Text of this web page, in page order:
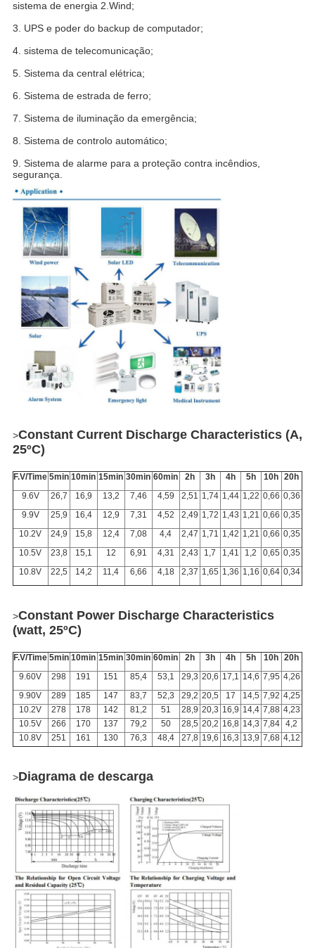
sistema de energia 2.Wind;
3. UPS e poder do backup de computador;
4. sistema de telecomunicação;
5. Sistema da central elétrica;
6. Sistema de estrada de ferro;
7. Sistema de iluminação da emergência;
8. Sistema de controlo automático;
9. Sistema de alarme para a proteção contra incêndios,
segurança.
>Constant Current Discharge Characteristics (A,
25ºC)
F.V/Time 5min 10min 15min 30min 60min 2h 3h 4h 5h 10h
20h
9.6V
26,7 16,9 13,2 7,46 4,59 2,51 1,74 1,44 1,22 0,66 0,36
9.9V
25,9 16,4 12,9 7,31 4,52 2,49 1,72 1,43 1,21 0,66 0,35
10.2V
24,9 15,8 12,4 7,08 4,4 2,47 1,71 1,42 1,21 0,66 0,35
10.5V
23,8 15,1 12 6,91 4,31 2,43 1,7 1,41 1,2 0,65 0,35
10.8V
22,5 14,2 11,4 6,66 4,18 2,37 1,65 1,36 1,16 0,64 0,34
>Constant Power Discharge Characteristics
(watt, 25ºC)
F.V/Time 5min 10min 15min 30min 60min 2h 3h 4h 5h 10h
20h
9.60V
298 191 151 85,4 53,1 29,3 20,6 17,1 14,6 7,95 4,26
9.90V
289 185 147 83,7 52,3 29,2 20,5 17 14,5 7,92 4,25
10.2V
278 178 142 81,2 51 28,9 20,3 16,9 14,4 7,88 4,23
10.5V
266 170 137 79,2 50 28,5 20,2 16,8 14,3 7,84
4,2
10.8V
251 161 130 76,3 48,4 27,8 19,6 16,3 13,9 7,68 4,12
>Diagrama de descarga